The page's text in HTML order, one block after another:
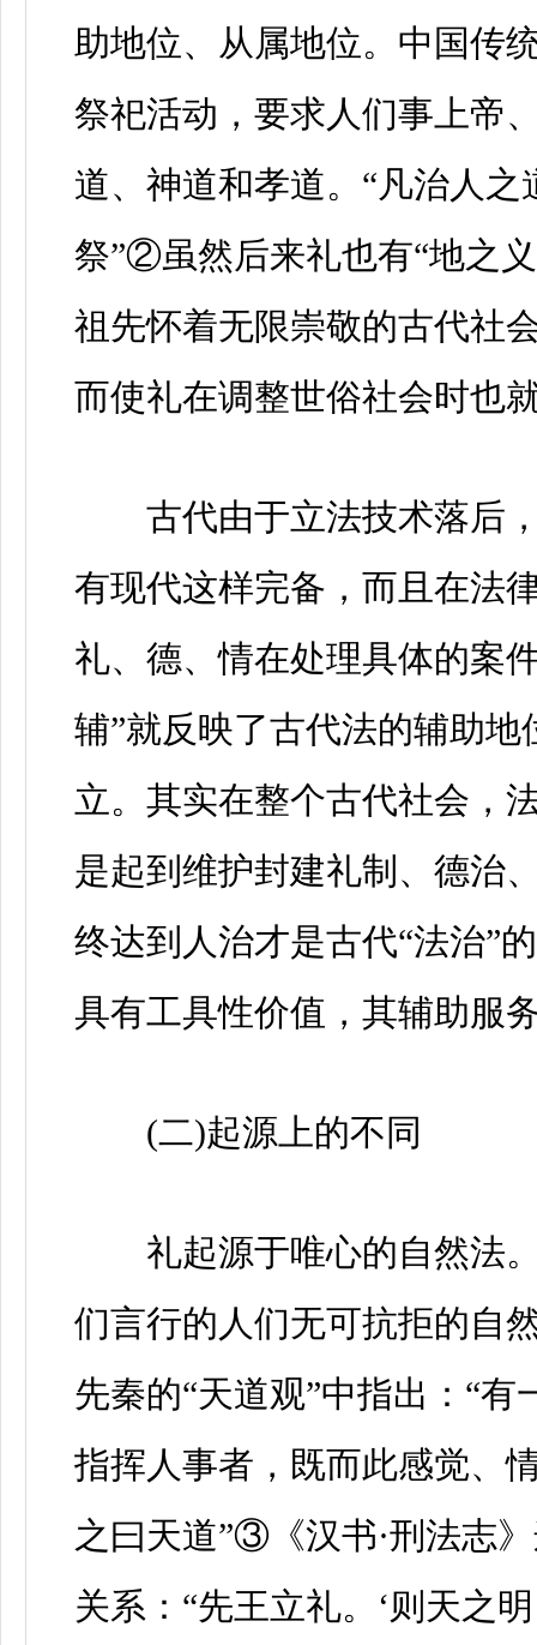
助地位、从属地位。中国传
祭祀活动，要求人们事上帝
道、神道和孝道。“凡治人
祭”②虽然后来礼也有“地之
祖先怀着无限崇敬的古代社
而使礼在调整世俗社会时也
古代由于立法技术落后，
有现代这样完备，而且在法
礼、德、情在处理具体的案
辅”就反映了古代法的辅助
立。其实在整个古代社会，
是起到维护封建礼制、德治
终达到人治才是古代“法治”
具有工具性价值，其辅助服
(二)起源上的不同
礼起源于唯心的自然法。
们言行的人们无可抗拒的自
先秦的“天道观”中指出：“
指挥人事者，既而此感觉、
之曰天道”③《汉书·刑法志
关系：“先王立礼。‘则天之